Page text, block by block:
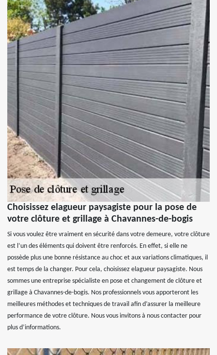
Choisissez elagueur paysagiste pour la pose de
votre clôture et grillage à Chavannes-de-bogis
Si vous voulez être vraiment en sécurité dans votre demeure, votre clôture
est l’un des éléments qui doivent être renforcés. En effet, si elle ne
possède plus une bonne résistance au choc et aux variations climatiques, il
est temps de la changer. Pour cela, choisissez elagueur paysagiste. Nous
sommes une entreprise spécialiste en pose et changement de clôture et
grillage à Chavannes-de-bogis. Nos professionnels vous apporteront les
meilleures méthodes et techniques de travail afin d’assurer la meilleure
performance de votre clôture. Nous vous invitons à nous contacter pour
plus d’informations.